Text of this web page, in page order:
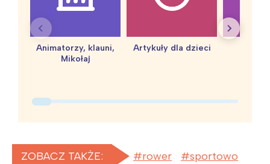
Animatorzy, klauni,
Mikołaj
Artykuły dla dzieci
ZOBACZ TAKŻE: rower sportowo